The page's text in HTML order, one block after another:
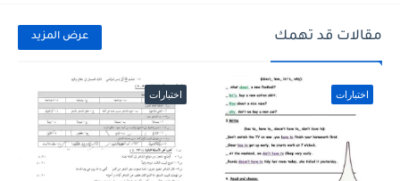
مقالات قد تهمك عرض المزيد
اختبارات اختبارات